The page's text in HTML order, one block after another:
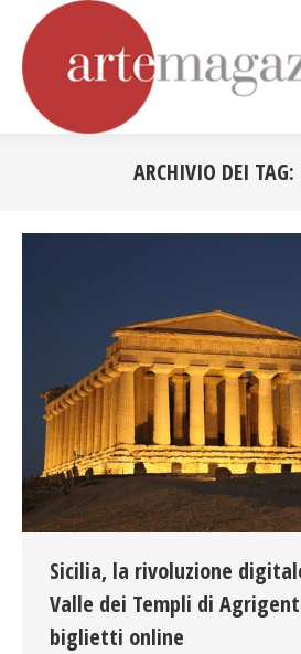
ARCHIVIO DEI TAG:
Sicilia, la rivoluzione
Valle dei Templi di
biglietti online